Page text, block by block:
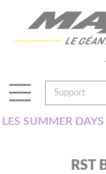
LES SUMMER
RST